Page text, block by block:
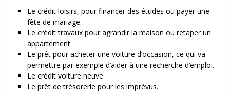
Le crédit loisirs, pour financer des études ou payer une
fête de mariage.
Le crédit travaux pour agrandir la maison ou retaper un
appartement.
Le prêt pour acheter une voiture d’occasion, ce qui va
permettre par exemple d’aider à une recherche d’emploi.
Le crédit voiture neuve.
Le prêt de trésorerie pour les imprévus.